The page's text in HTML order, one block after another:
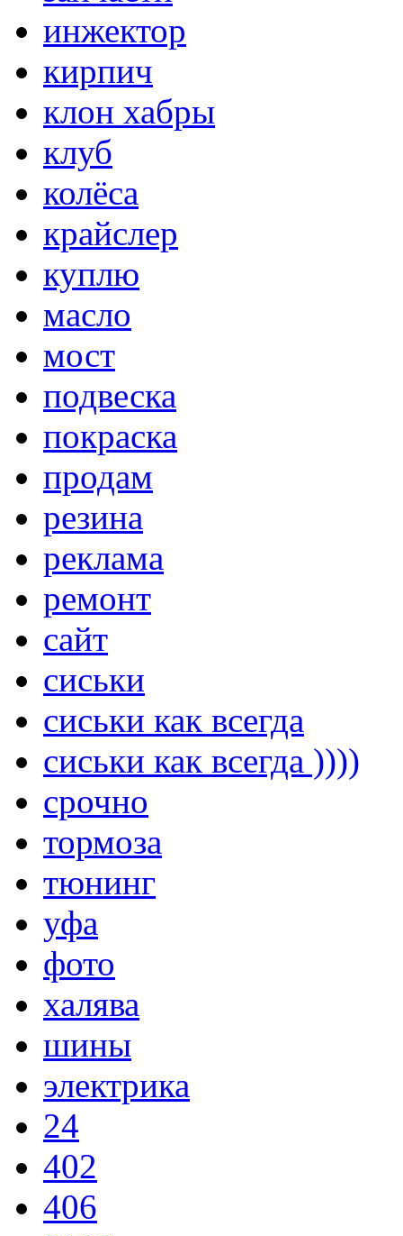
инжектор
кирпич
клон хабры
клуб
колёса
крайслер
куплю
масло
мост
подвеска
покраска
продам
резина
реклама
ремонт
сайт
сиськи
сиськи как всегда
сиськи как всегда ))))
срочно
тормоза
тюнинг
уфа
фото
халява
шины
электрика
24
402
406